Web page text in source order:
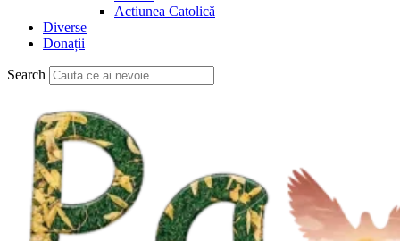
Actiunea Catolică
Diverse
Donații
Search